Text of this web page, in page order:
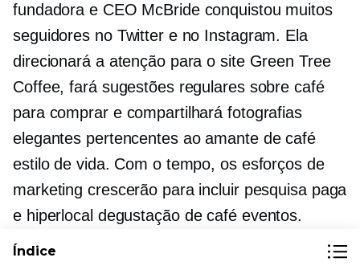
fundadora e CEO McBride conquistou muitos
seguidores no Twitter e no Instagram. Ela
direcionará a atenção para o site Green Tree
Coffee, fará sugestões regulares sobre café
para comprar e compartilhará fotografias
elegantes pertencentes aoamante de café
estilo de vida. Com o tempo, os esforços de
marketing crescerão para incluir pesquisa paga
e hiperlocal degustação de caféeventos.
Índice